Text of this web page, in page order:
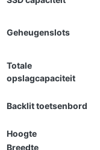
Geheugenslots
Totale
opslagcapaciteit
Backlit toetsenbord
Hoogte
Breedte